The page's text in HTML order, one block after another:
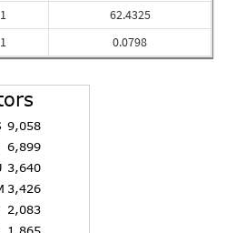
1
1
62.4325
0.0798